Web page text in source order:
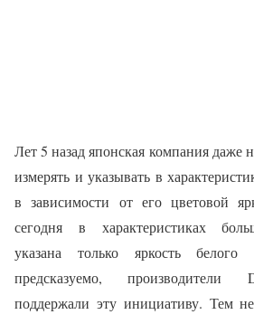
Лет 5 назад японская компания даже
измерять и указывать в
в зависимости от его цветовой
сегодня в характеристиках
указана только яркость
предсказуемо, производители
поддержали эту инициативу. Тем